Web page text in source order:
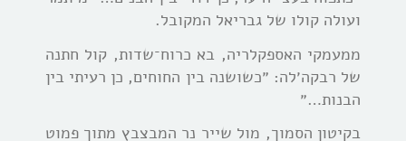
ועולה קולו של גבריאל המקובל.
ממעמקי האספקלריה, בא כרוח־שדות, קול חתנה
של רבקה׳לה: ״כשושנה בין החוחים, כן רעיתי בין
הבנות…״
בקיטון הסמוך, מול שייר נר המבצבץ מתוך פמוט